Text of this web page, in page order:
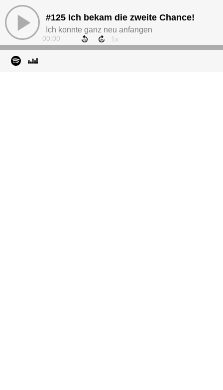
#125 Ich bekam die zweite Chance!
Ich konnte ganz neu anfangen
00:00